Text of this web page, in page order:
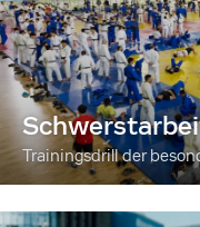
Trainingsdrill der